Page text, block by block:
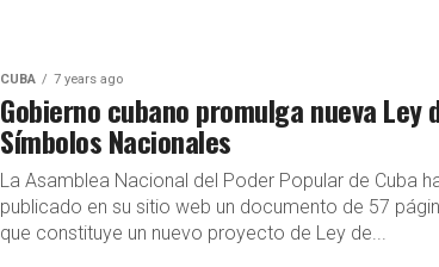
CUBA 7 years ago
Gobierno cubano promulga nueva Ley
Símbolos Nacionales
La Asamblea Nacional del Poder Popular de Cuba
publicado en su sitio web un documento de 57
que constituye un nuevo proyecto de Ley de...